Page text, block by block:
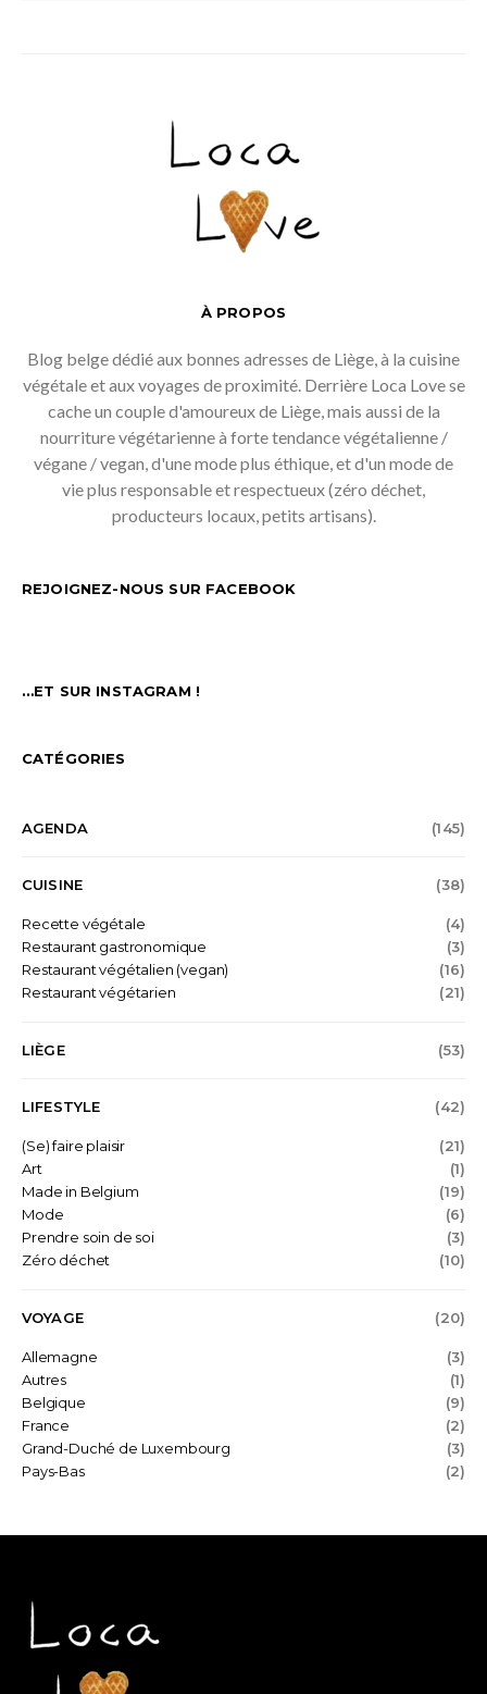
À PROPOS
Blog belge dédié aux bonnes adresses de Liège, à la cuisine
végétale et aux voyages de proximité. Derrière Loca Love se
cache un couple d'amoureux de Liège, mais aussi de la
nourriture végétarienne à forte tendance végétalienne /
végane / vegan, d'une mode plus éthique, et d'un mode de
vie plus responsable et respectueux (zéro déchet,
producteurs locaux, petits artisans).
REJOIGNEZ-NOUS SUR FACEBOOK
…ET SUR INSTAGRAM !
CATÉGORIES
AGENDA (145)
CUISINE (38)
Recette végétale
(4)
Restaurant gastronomique
(3)
Restaurant végétalien (vegan)
(16)
Restaurant végétarien
(21)
LIÈGE (53)
LIFESTYLE (42)
(Se) faire plaisir
(21)
Art
(1)
Made in Belgium
(19)
Mode
(6)
Prendre soin de soi
(3)
Zéro déchet
(10)
VOYAGE (20)
Allemagne
(3)
Autres
(1)
Belgique
(9)
France
(2)
Grand-Duché de Luxembourg
(3)
Pays-Bas
(2)